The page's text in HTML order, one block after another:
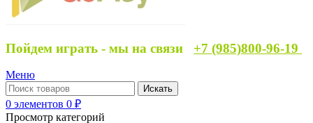
Пойдем играть - мы на связи +7 (985)800-96-19
Меню
Искать
0 элементов 0 ₽
Просмотр категорий